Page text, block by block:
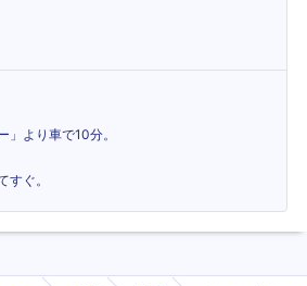
」より車で10分。
すぐ。